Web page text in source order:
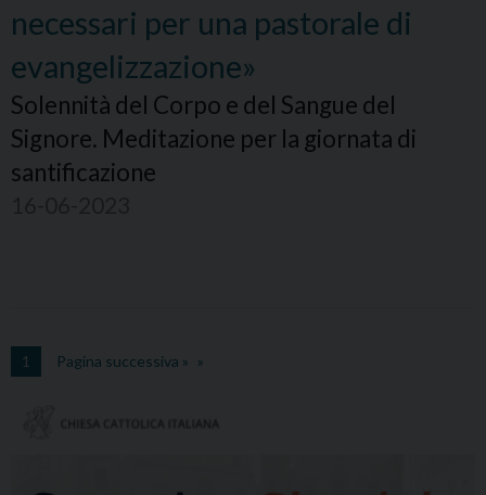
necessari per una pastorale di
evangelizzazione»
Solennità del Corpo e del Sangue del
Signore. Meditazione per la giornata di
santificazione
1 Pagina successiva »